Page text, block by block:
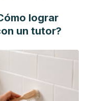
lograr
un tutor?